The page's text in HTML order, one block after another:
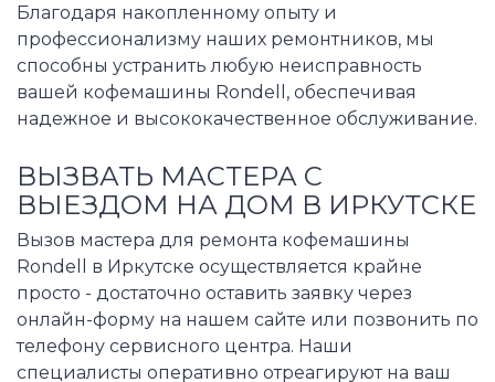
Благодаря накопленному опыту и
профессионализму наших ремонтников, мы
способны устранить любую неисправность
вашей кофемашины Rondell, обеспечивая
надежное и высококачественное обслуживание.
ВЫЗВАТЬ МАСТЕРА С
ВЫЕЗДОМ НА ДОМ В ИРКУТСКЕ
Вызов мастера для ремонта кофемашины
Rondell в Иркутске осуществляется крайне
просто - достаточно оставить заявку через
онлайн-форму на нашем сайте или позвонить по
телефону сервисного центра. Наши
специалисты оперативно отреагируют на ваш